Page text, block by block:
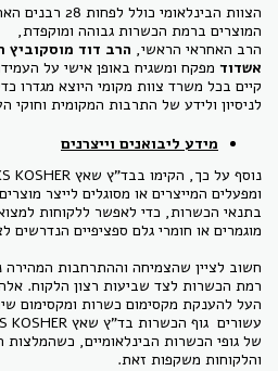
הצוות
המוצרים ברמת הכשרות גבוהה ומוקפדת,
הרב האחראי הראשי, הרב דוד
אשדוד מפקח ומשגיח באופן אישי על
קיים בכל משרד צוות מקומי היוצא מגדרו
לניסיון ולידע של התרבות המקומית וחוקי
מידע ליבואנים וייצרנים
ומפעלים המייצרים או מסוגלים לייצר
בתנאי הכשרות, כדי לאפשר ללקוחות
מוגמרים או חומרי גלם ספציפיים הנדרשים
חשוב לציין שהצמיחה וההתרחבות
רמת הכשרות לצד שביעות רצון הלקוח.
העל להענקת מקסימום כשרות ומקסימום
של גופי הכשרות הבינלאומיים,
והלקוחות משקפות זאת.